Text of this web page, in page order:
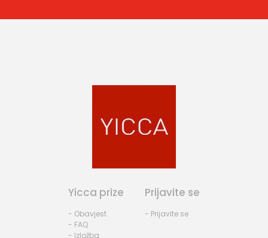
Yicca prize
- Obavjest
- FAQ
- Izložba
Prijavite se
- Prijavite se